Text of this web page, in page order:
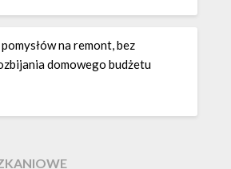
na remont, bez
domowego budżetu